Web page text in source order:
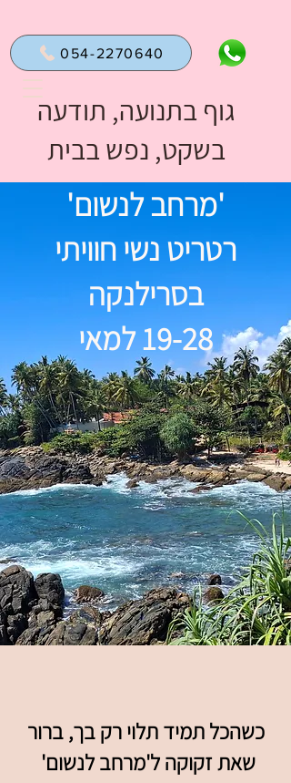
054-2270640
גוף בתנועה, תודעה
בשקט, נפש בבית
'מרחב לנשום'
רטריט נשי חוויתי
בסרילנקה
19-28 למאי
כשהכל תמיד תלוי רק בך, ברור
שאת זקוקה ל'מרחב לנשום'